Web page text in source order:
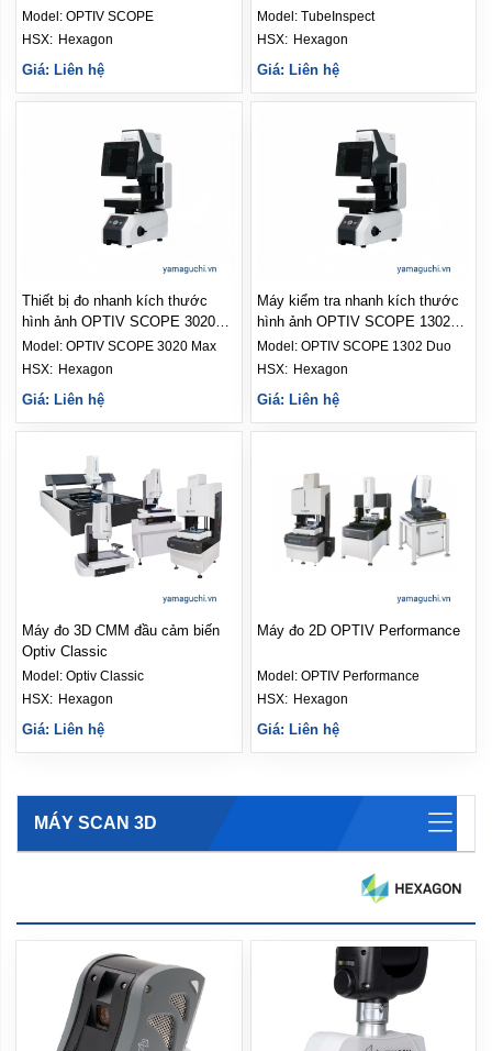
Model: OPTIV SCOPE
Hexagon
Giá: Liên hệ
Model: TubeInspect
HSX: Hexagon
Giá: Liên hệ
Thiết bị đo nhanh kích thước
hình ảnh OPTIV SCOPE 3020
Max
Model: OPTIV SCOPE 3020 Max
Hexagon
Giá: Liên hệ
Máy kiểm tra nhanh kích thước
hình ảnh OPTIV SCOPE 1302
Duo
Model: OPTIV SCOPE 1302 Duo
HSX: Hexagon
Giá: Liên hệ
Máy đo 3D CMM đầu cảm biến
Optiv Classic
Model: Optiv Classic
Hexagon
Giá: Liên hệ
Máy đo 2D OPTIV Performance
Model: OPTIV Performance
HSX: Hexagon
Giá: Liên hệ
MÁY SCAN 3D